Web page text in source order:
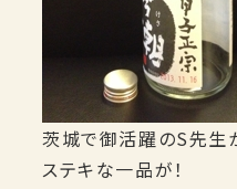
茨城で御活躍のS先生
ステキな一品が！